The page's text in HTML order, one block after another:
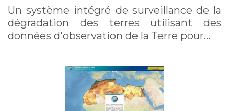
Un système intégré de surveillance de la
dégradation des terres utilisant des
données d'observation de la Terre pour…